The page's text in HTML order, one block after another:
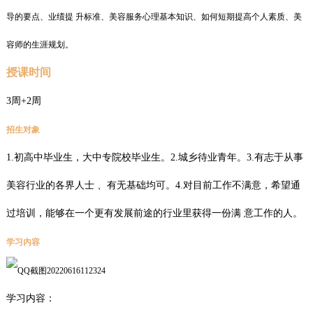
导的要点、业绩提 升标准、美容服务心理基本知识、如何短期提高个人素质、美
容师的生涯规划。
授课时间
3周+2周
招生对象
1.初高中毕业生，大中专院校毕业生。2.城乡待业青年。3.有志于从事
美容行业的各界人士 、有无基础均可。4.对目前工作不满意，希望通
过培训，能够在一个更有发展前途的行业里获得一份满 意工作的人。
学习内容
学习内容：